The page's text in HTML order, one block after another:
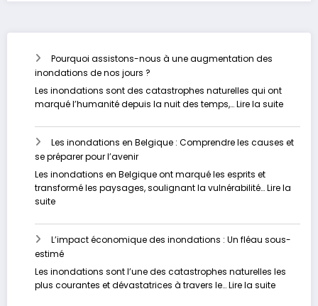
Pourquoi assistons-nous à une augmentation des
inondations de nos jours ?
Les inondations sont des catastrophes naturelles qui ont
marqué l’humanité depuis la nuit des temps,…Lire la suite:
nous
de
nos
Les inondations en Belgique : Comprendre les causes et
se préparer pour l’avenir
Les inondations en Belgique ont marqué les esprits et
transformé les paysages, soulignant la vulnérabilité…Lire la
suite:
inondations
en
Belgique
:
Comprendre
L’impact économique des inondations : Un fléau sous-
estimé
Les inondations sont l’une des catastrophes naturelles les
plus courantes et dévastatrices à travers le…Lire la suite: